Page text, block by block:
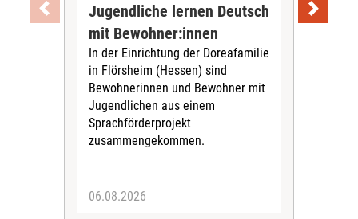
Jugendliche lernen Deutsch
mit Bewohner:innen
In der Einrichtung der Doreafamilie
in Flörsheim (Hessen) sind
Bewohnerinnen und Bewohner mit
Jugendlichen aus einem
Sprachförderprojekt
zusammengekommen.
06.08.2026